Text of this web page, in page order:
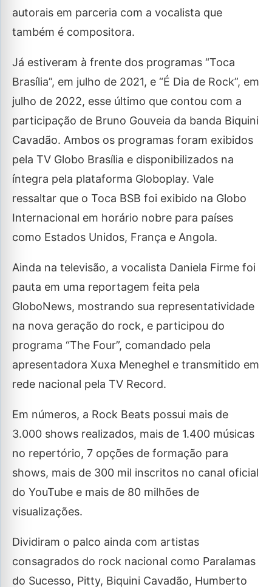
autorais em parceria com a vocalista que
também é compositora.
Já estiveram à frente dos programas “Toca
Brasília”, em julho de 2021, e “É Dia de Rock”, em
julho de 2022, esse último que contou com a
participação de Bruno Gouveia da banda Biquini
Cavadão. Ambos os programas foram exibidos
pela TV Globo Brasília e disponibilizados na
íntegra pela plataforma Globoplay. Vale
ressaltar que o Toca BSB foi exibido na Globo
Internacional em horário nobre para países
como Estados Unidos, França e Angola.
Ainda na televisão, a vocalista Daniela Firme foi
pauta em uma reportagem feita pela
GloboNews, mostrando sua representatividade
na nova geração do rock, e participou do
programa “The Four”, comandado pela
apresentadora Xuxa Meneghel e transmitido em
rede nacional pela TV Record.
Em números, a Rock Beats possui mais de
3.000 shows realizados, mais de 1.400 músicas
no repertório, 7 opções de formação para
shows, mais de 300 mil inscritos no canal oficial
do YouTube e mais de 80 milhões de
visualizações.
Dividiram o palco ainda com artistas
consagrados do rock nacional como Paralamas
do Sucesso, Pitty, Biquini Cavadão, Humberto